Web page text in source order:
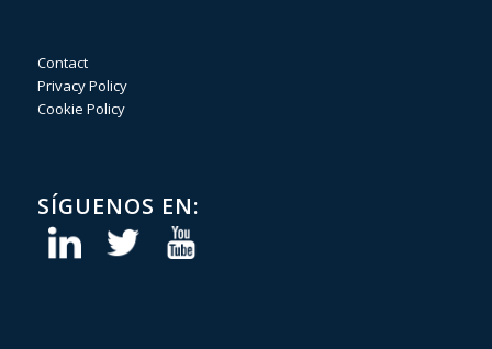
Contact
Privacy Policy
Cookie Policy
SÍGUENOS EN: